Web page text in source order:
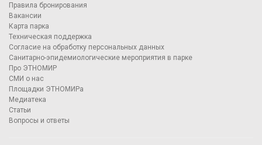
Правила бронирования
Вакансии
Карта парка
Техническая поддержка
Согласие на обработку персональных данных
Санитарно-эпидемиологические мероприятия в парке
Про ЭТНОМИР
СМИ о нас
Площадки ЭТНОМИРа
Медиатека
Статьи
Вопросы и ответы